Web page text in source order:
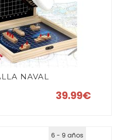
NAVAL
39.99€
6 - 9 años